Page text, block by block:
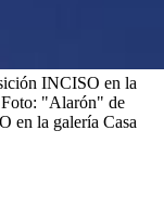
INCISO en la
Foto: "Alarón" de
en la galería Casa